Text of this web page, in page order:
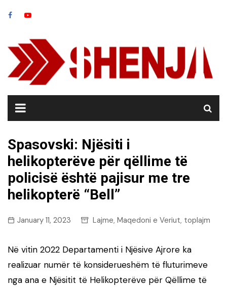
Spasovski: Njësiti i
helikopterëve për qëllime të
policisë është pajisur me tre
helikopterë “Bell”
January 11, 2023 Lajme, Maqedoni e Veriut, toplajm
Në vitin 2022 Departamenti i Njësive Ajrore ka
realizuar numër të konsiderueshëm të fluturimeve
nga ana e Njësitit të Helikopterëve për Qëllime të